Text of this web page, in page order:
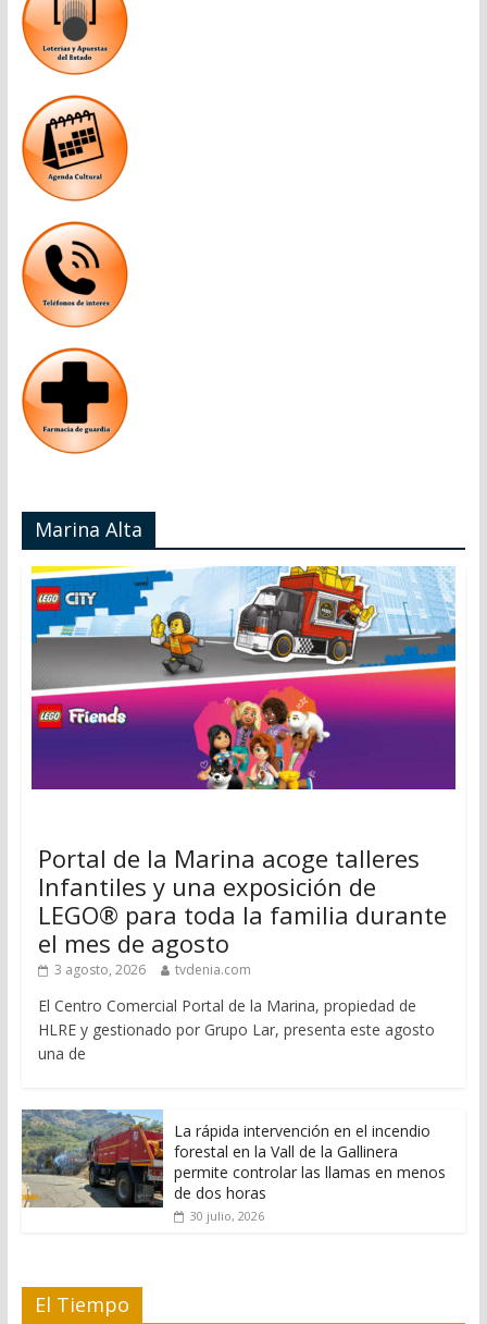
Marina Alta
Portal de la Marina acoge talleres
Infantiles y una exposición de
LEGO® para toda la familia durante
el mes de agosto
3 agosto, 2026 tvdenia.com
El Centro Comercial Portal de la Marina, propiedad de
HLRE y gestionado por Grupo Lar, presenta este agosto
una de
La rápida intervención en el incendio
forestal en la Vall de la Gallinera
permite controlar las llamas en menos
de dos horas
30 julio, 2026
El Tiempo